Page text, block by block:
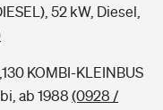
52 kW, Diesel,
KOMBI-KLEINBUS
ab 1988 (0928 /